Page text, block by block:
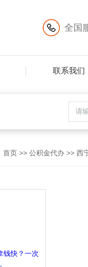
全国
联系我们
首页 >> 公积金代办 >> 西